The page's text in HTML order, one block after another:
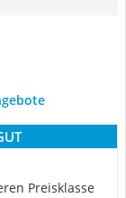
Preisklasse